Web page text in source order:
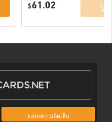
$61.02
แสดงความคิดเห็น